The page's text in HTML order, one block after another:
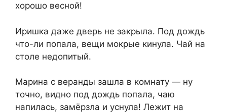
хорошо весной!
Иришка даже дверь не закрыла. Под дождь
что-ли попала, вещи мокрые кинула. Чай на
столе недопитый.
Марина с веранды зашла в комнату — ну
точно, видно под дождь попала, чаю
напилась, замёрзла и уснула! Лежит на